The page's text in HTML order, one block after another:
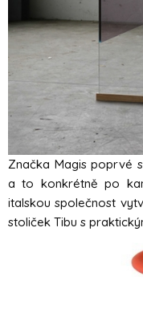
Značka Magis poprvé
a to konkrétně po
italskou společnost
stoliček Tibu s